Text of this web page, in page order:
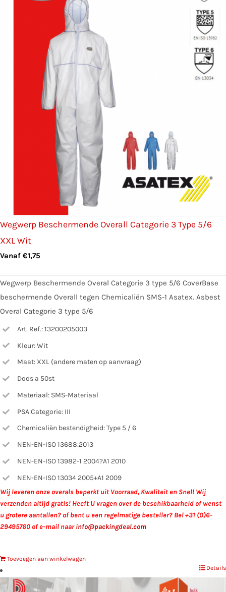
Wegwerp Beschermende Overall Categorie 3 Type 5/6
XXL Wit
Vanaf €1,75
Wegwerp Beschermende Overal Categorie 3 type 5/6 CoverBase
beschermende Overall tegen Chemicaliën SMS-1 Asatex. Asbest
Overal Categorie 3 type 5/6
Art. Ref.: 13200205003
Kleur: Wit
Maat: XXL (andere maten op aanvraag)
Doos a 50st
Materiaal: SMS-Materiaal
PSA Categorie: III
Chemicaliën bestendigheid: Type 5 / 6
NEN-EN-ISO 13688:2013
NEN-EN-ISO 13982-1 2004?A1 2010
NEN-EN-ISO 13034 2005+A1 2009
Wij leveren onze overals beperkt uit Voorraad, Kwaliteit en Snel! Wij
verzenden altijd gratis! Heeft U vragen over de beschikbaarheid of wenst
u grotere aantallen? of bent u een regelmatige besteller? Bel +31 (0)6-
29495760 of e-mail naarinfo@packingdeal.com
Toevoegen aan winkelwagen
Details